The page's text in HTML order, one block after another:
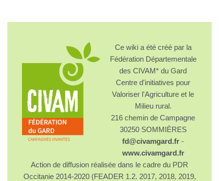
Ce wiki a été créé par la
Fédération Départementale
des CIVAM* du Gard
Centre d'initiatives pour
Valoriser l'Agriculture et le
Milieu rural.
216 chemin de Campagne
30250 SOMMIÈRES
fd@civamgard.fr -
www.civamgard.fr
Action de diffusion réalisée dans le cadre du PDR
Occitanie 2014-2020 (FEADER 1.2. 2017, 2018, 2019,